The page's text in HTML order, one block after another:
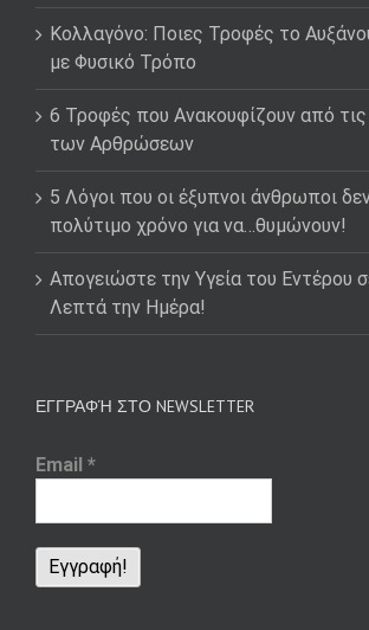
Κολλαγόνο: Ποιες Τροφές το
με Φυσικό Τρόπο
6 Τροφές που Ανακουφίζουν από
των Αρθρώσεων
5 Λόγοι που οι έξυπνοι άνθρωποι
πολύτιμο χρόνο για να…θυμώνουν!
Απογειώστε την Υγεία του Εντέρου
Λεπτά την Ημέρα!
ΕΓΓΡΑΦΉ ΣΤΟ NEWSLETTER
Email *